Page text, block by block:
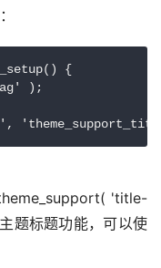
{
);
题标题功能，可以使